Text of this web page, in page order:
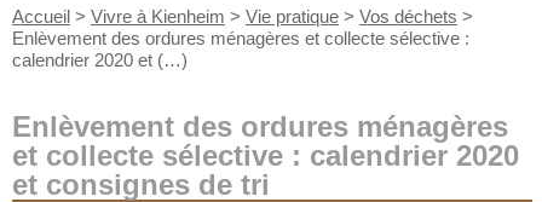
Accueil > Vivre à Kienheim > Vie pratique > Vos déchets >
Enlèvement des ordures ménagères et collecte sélective :
calendrier 2020 et (…)
Enlèvement des ordures ménagères
et collecte sélective : calendrier 2020
et consignes de tri